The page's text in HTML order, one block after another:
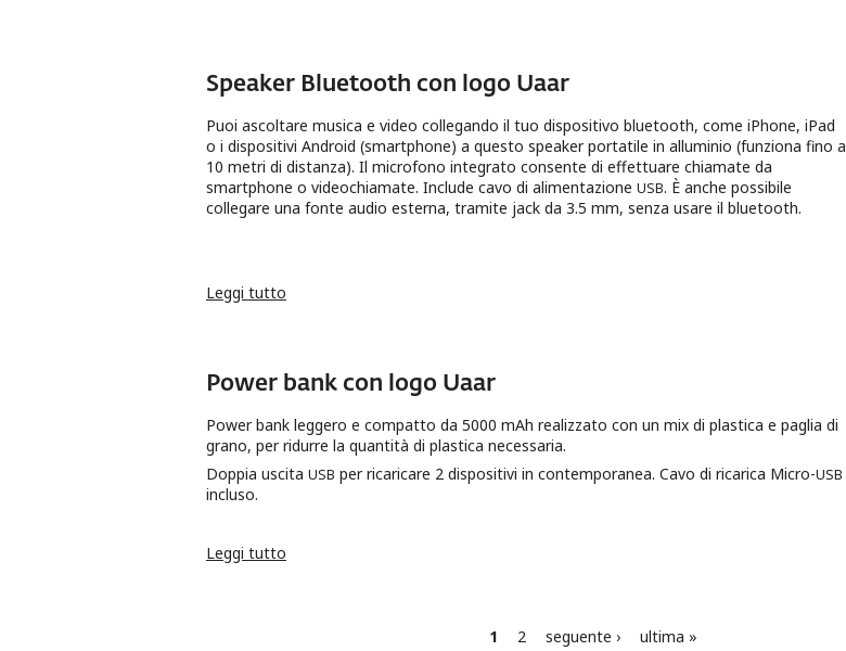
Speaker Bluetooth con logo Uaar
Puoi ascoltare musica e video collegando il tuo dispositivo bluetooth, come iPhone, iPad
o i dispositivi Android (smartphone) a questo speaker portatile in alluminio (funziona fino a
10 metri di distanza). Il microfono integrato consente di effettuare chiamate da
smartphone o videochiamate. Include cavo di alimentazione USB. È anche possibile
collegare una fonte audio esterna, tramite jack da 3.5 mm, senza usare il bluetooth.
Leggi tutto
Power bank con logo Uaar
Power bank leggero e compatto da 5000 mAh realizzato con un mix di plastica e paglia di
grano, per ridurre la quantità di plastica necessaria.
Doppia uscita USB per ricaricare 2 dispositivi in contemporanea. Cavo di ricarica Micro-USB
incluso.
Leggi tutto
1 2 seguente › ultima »